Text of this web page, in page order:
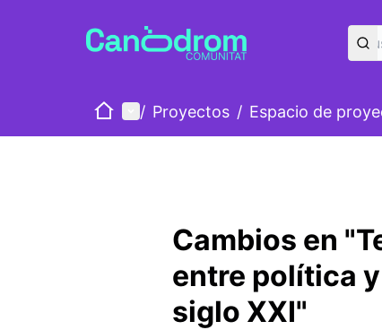
InicioMenú principal
/ Proyectos / Espacio de
Cambios en
entre política
siglo XXI"